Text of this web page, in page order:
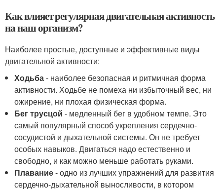
Как влияет регулярная двигательная активность
на наш организм?
Наиболее простые, доступные и эффективные виды
двигательной активности:
Ходьба- наиболее безопасная и ритмичная форма
активности. Ходьбе не помеха ни избыточный вес, ни
ожирение, ни плохая физическая форма.
Бег трусцой - медленный бег в удобном темпе. Это
самый популярный способ укрепления сердечно-
сосудистой и дыхательной системы. Он не требует
особых навыков. Двигаться надо естественно и
свободно, и как можно меньше работать руками.
Плавание- одно из лучших упражнений для развития
сердечно-дыхательной выносливости, в котором